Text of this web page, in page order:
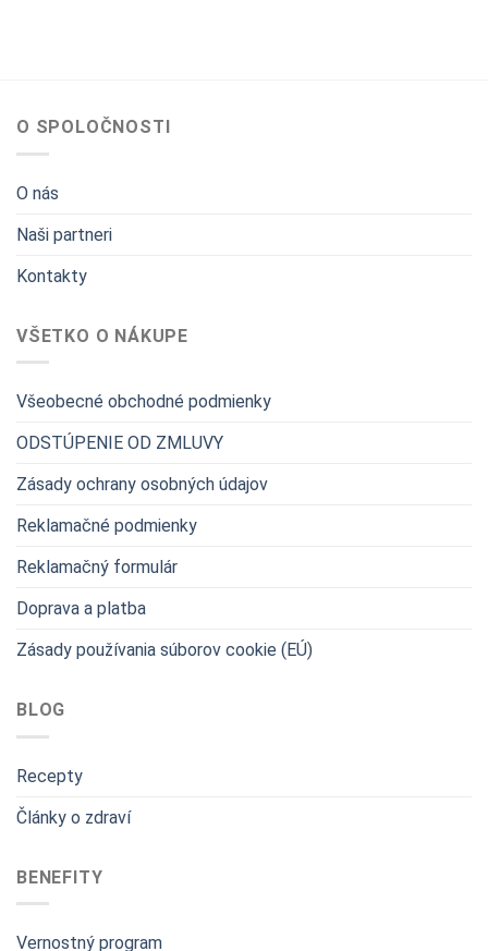
O SPOLOČNOSTI
O nás
Naši partneri
Kontakty
VŠETKO O NÁKUPE
Všeobecné obchodné podmienky
ODSTÚPENIE OD ZMLUVY
Zásady ochrany osobných údajov
Reklamačné podmienky
Reklamačný formulár
Doprava a platba
Zásady používania súborov cookie (EÚ)
BLOG
Recepty
Články o zdraví
BENEFITY
Vernostný program